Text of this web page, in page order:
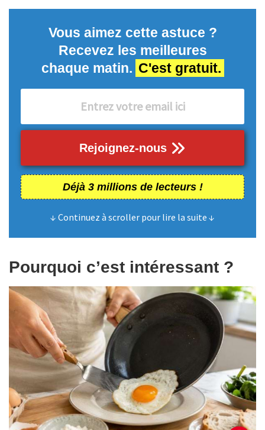
Vous aimez cette astuce ?
Recevez les meilleures
chaque matin. C'est gratuit.
Rejoignez-nous
Déjà 3 millions de lecteurs !
↓ Continuez à scroller pour lire la suite ↓
Pourquoi c’est intéressant ?